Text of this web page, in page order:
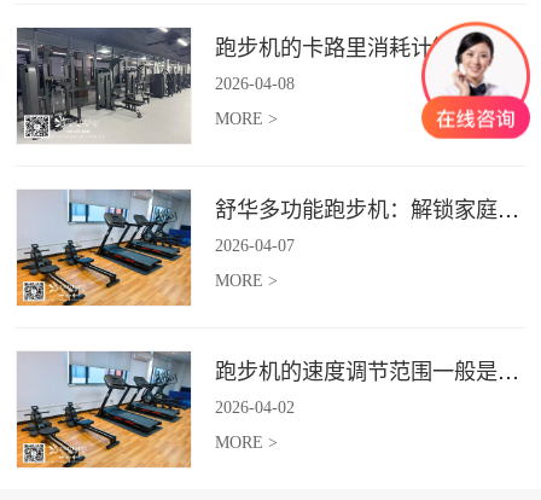
跑步机的卡路里消耗计算准确吗？
2026-04-08
MORE >
舒华多功能跑步机：解锁家庭健身新体验（体楷体育）
2026-04-07
MORE >
跑步机的速度调节范围一般是多少？
2026-04-02
MORE >